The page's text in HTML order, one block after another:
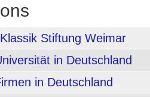
Klassik Stiftung Weimar
in Deutschland
in Deutschland